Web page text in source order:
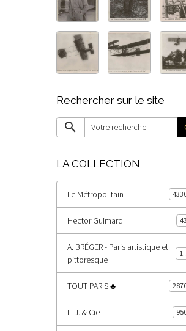
Rechercher sur le site
LA COLLECTION
Le Métropolitain
Hector Guimard 43
A. BRÉGER - Paris artistique et
pittoresque
TOUT PARIS ♣
L. J. & Cie